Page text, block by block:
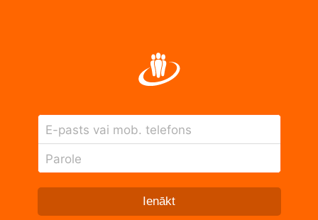
E-pasts vai mob. telefons
Parole
Ienākt